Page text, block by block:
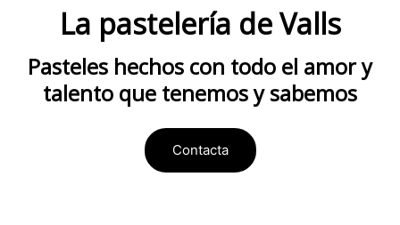
La pastelería de Valls
Pasteles hechos con todo el amor y
talento que tenemos y sabemos
Contacta